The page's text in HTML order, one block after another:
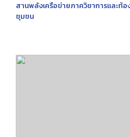
สานพลังเครือข่ายภาควิชาการและ
ชุมชน